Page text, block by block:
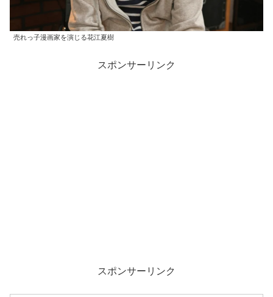
売れっ子漫画家を演じる花江夏樹
スポンサーリンク
スポンサーリンク